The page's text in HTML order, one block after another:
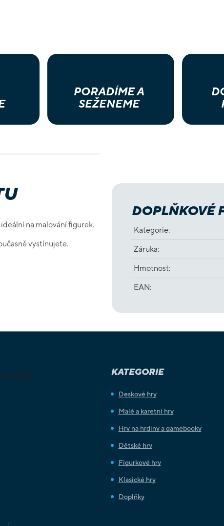
PORADÍME A
SEŽENEME
na malování figurek.
vystínujete.
DOPLŇKOVÉ
Kategorie:
Záruka:
Hmotnost:
EAN:
KATEGORIE
Deskové hry
Malé a karetní hry
Hry na hrdiny a gamebooky
Dětské hry
Figurkové hry
Klasické hry
Doplňky